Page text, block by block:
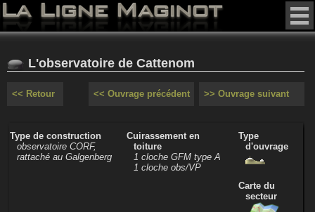
L'observatoire de Cattenom
<< Retour >> Ouvrage suivant
<< Ouvrage précédent
Type de construction
observatoire CORF,
rattaché au Galgenberg
Cuirassement en
toiture
1 cloche GFM type A
1 cloche obs/VP
Type
d'ouvrage
Carte du
secteur